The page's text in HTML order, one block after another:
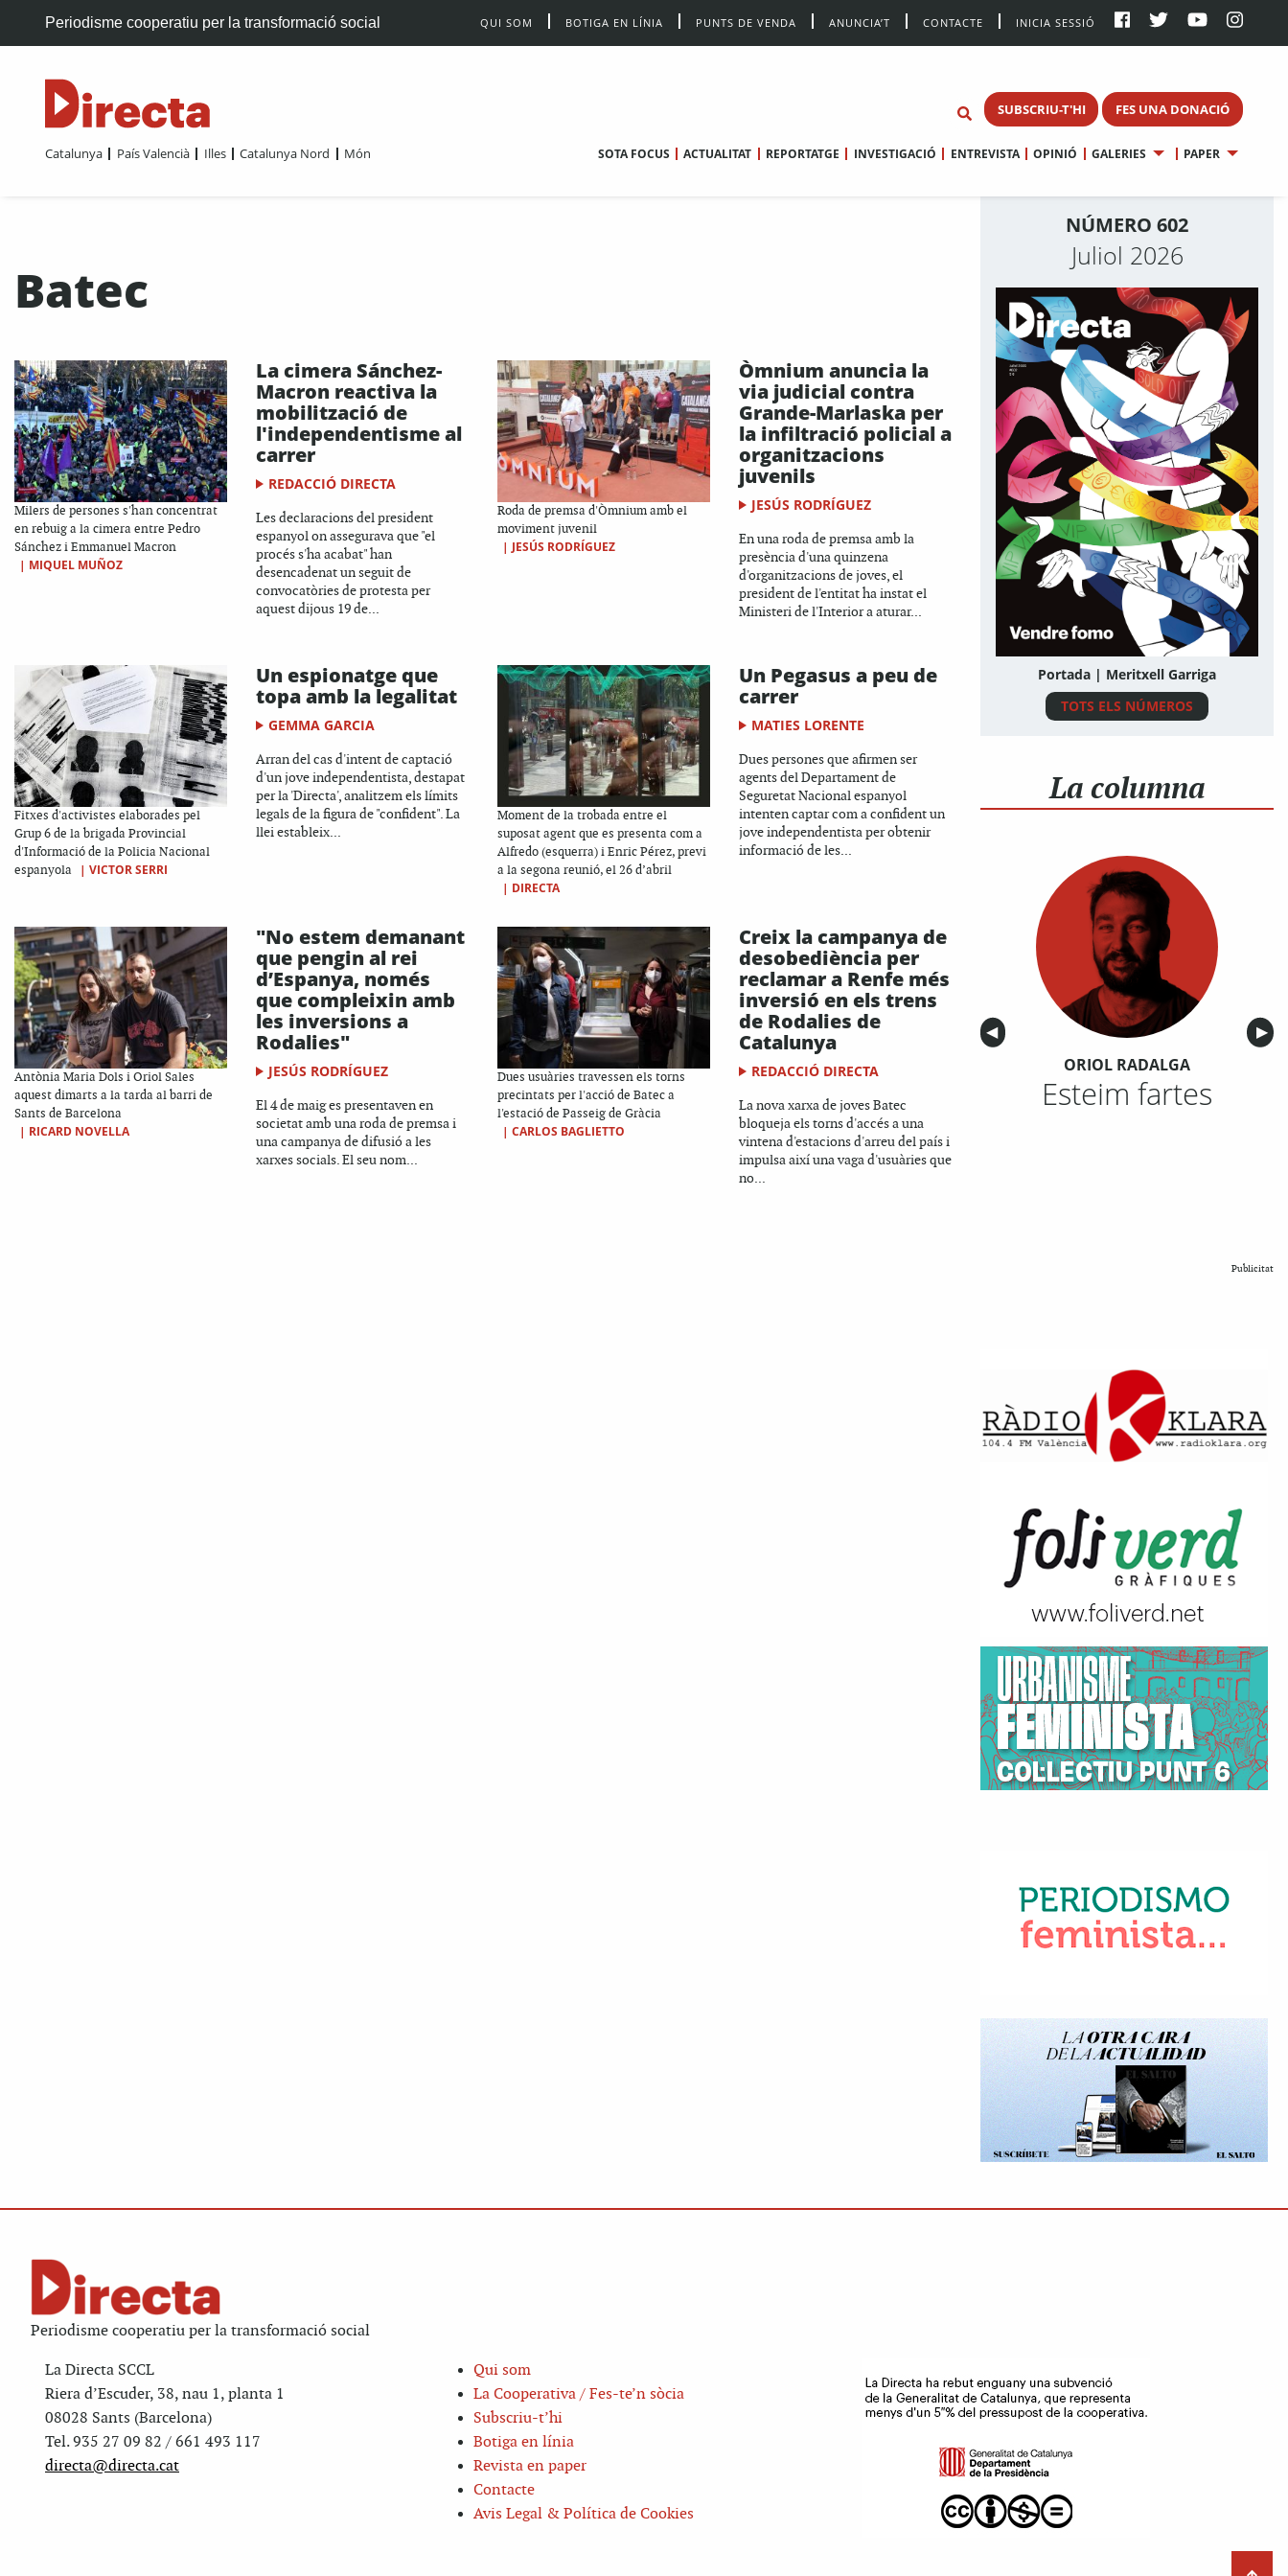
Periodisme cooperatiu per la transformació social QUI SOM BOTIGA EN LÍNIA PUNTS DE VENDA ANUNCIA’T CONTACTE INICIA SESSIÓ
SUBSCRIU-T'HI FES UNA DONACIÓ
Catalunya País Valencià Illes Catalunya Nord Món SOTA FOCUS ACTUALITAT REPORTATGE INVESTIGACIÓ ENTREVISTA OPINIÓ GALERIES PAPER
Batec
Milers de persones s'han concentrat
en rebuig a la cimera entre Pedro
Sánchez i Emmanuel Macron
| MIQUEL MUÑOZ
La cimera Sánchez-
Macron reactiva la
mobilització de
l'independentisme al
carrer
REDACCIÓ DIRECTA
Les declaracions del president
espanyol on assegurava que "el
procés s'ha acabat" han
desencadenat un seguit de
convocatòries de protesta per
aquest dijous 19 de...
Roda de premsa d'Òmnium amb el
moviment juvenil
| JESÚS RODRÍGUEZ
Òmnium anuncia la
via judicial contra
Grande-Marlaska per
la infiltració policial a
organitzacions
juvenils
JESÚS RODRÍGUEZ
En una roda de premsa amb la
presència d'una quinzena
d'organitzacions de joves, el
president de l'entitat ha instat el
Ministeri de l'Interior a aturar...
Fitxes d'activistes elaborades pel
Grup 6 de la brigada Provincial
d'Informació de la Policia Nacional
espanyola
| VICTOR SERRI
Un espionatge que
topa amb la legalitat
GEMMA GARCIA
Arran del cas d'intent de captació
d'un jove independentista, destapat
per la 'Directa', analitzem els límits
legals de la figura de "confident". La
llei estableix...
Moment de la trobada entre el
suposat agent que es presenta com a
Alfredo (esquerra) i Enric Pérez, previ
a la segona reunió, el 26 d’abril
| DIRECTA
Un Pegasus a peu de
carrer
MATIES LORENTE
Dues persones que afirmen ser
agents del Departament de
Seguretat Nacional espanyol
intenten captar com a confident un
jove independentista per obtenir
informació de les...
Antònia Maria Dols i Oriol Sales
aquest dimarts a la tarda al barri de
Sants de Barcelona
| RICARD NOVELLA
"No estem demanant
que pengin al rei
d’Espanya, només
que compleixin amb
les inversions a
Rodalies"
JESÚS RODRÍGUEZ
El 4 de maig es presentaven en
societat amb una roda de premsa i
una campanya de difusió a les
xarxes socials. El seu nom...
Dues usuàries travessen els torns
precintats per l'acció de Batec a
l'estació de Passeig de Gràcia
| CARLOS BAGLIETTO
Creix la campanya de
desobediència per
reclamar a Renfe més
inversió en els trens
de Rodalies de
Catalunya
REDACCIÓ DIRECTA
La nova xarxa de joves Batec
bloqueja els torns d'accés a una
vintena d'estacions d'arreu del país i
impulsa així una vaga d'usuàries que
no...
NÚMERO 602
Juliol 2026
Portada | Meritxell Garriga
TOTS ELS NÚMEROS
La columna
Anterior
◀︎ ▶︎
ORIOL RADALGA
Esteim fartes
Publicitat
Periodisme cooperatiu per la transformació social
La Directa SCCL
Riera d’Escuder, 38, nau 1, planta 1
08028 Sants (Barcelona)
Tel. 935 27 09 82 / 661 493 117
directa@directa.cat
Qui som
La Cooperativa / Fes-te’n sòcia
Subscriu-t’hi
Botiga en línia
Revista en paper
Contacte
Avis Legal & Política de Cookies